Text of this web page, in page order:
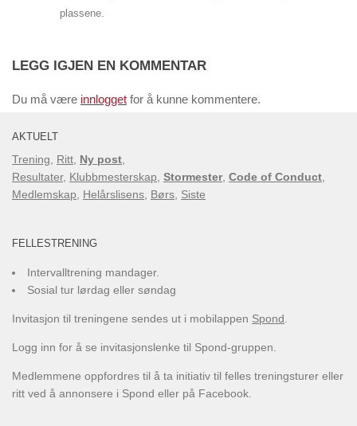
plassene.
LEGG IGJEN EN KOMMENTAR
Du må være innlogget for å kunne kommentere.
AKTUELT
Trening Ritt Ny post
Resultater, Klubbmesterskap Stormester, Code of Conduct
Medlemskap
Helårslisens Børs Siste
FELLESTRENING
Intervalltrening mandager.
Sosial tur lørdag eller søndag
Invitasjon til treningene sendes ut i mobilappen Spond
Logg inn for å se invitasjonslenke til Spond-gruppen.
Medlemmene oppfordres til å ta initiativ til felles treningsturer eller
ritt ved å annonsere i Spond eller på Facebook.